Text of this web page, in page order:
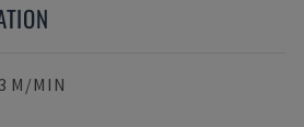
M/MIN